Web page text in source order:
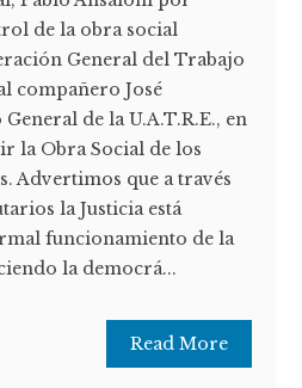
de la obra social
General del Trabajo
compañero José
de la U.A.T.R.E., en
la Obra Social de los
Advertimos que a través
la Justicia está
funcionamiento de la
la democrá...
Read More